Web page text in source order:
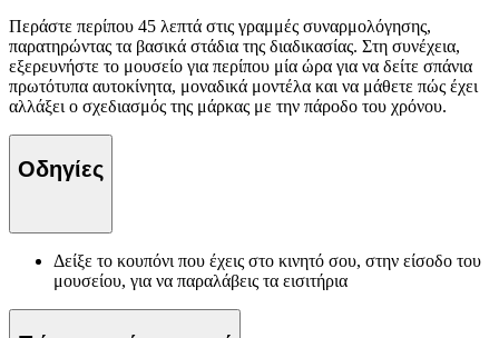
Περάστε περίπου 45 λεπτά στις γραμμές συναρμολόγησης,
παρατηρώντας τα βασικά στάδια της διαδικασίας. Στη συνέχεια,
εξερευνήστε το μουσείο για περίπου μία ώρα για να δείτε σπάνια
πρωτότυπα αυτοκίνητα, μοναδικά μοντέλα και να μάθετε πώς έχει
αλλάξει ο σχεδιασμός της μάρκας με την πάροδο του χρόνου.
Οδηγίες
Δείξε το κουπόνι που έχεις στο κινητό σου, στην είσοδο του
μουσείου, για να παραλάβεις τα εισιτήρια